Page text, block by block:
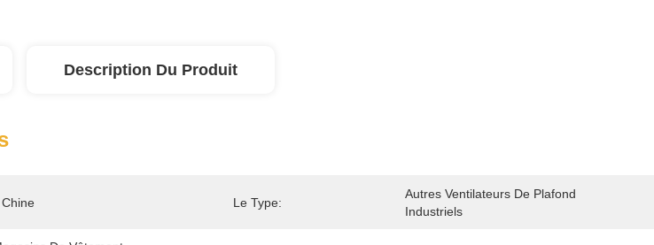
Description Du Produit
Le Type:
Autres Ventilateurs De Plafond
Industriels